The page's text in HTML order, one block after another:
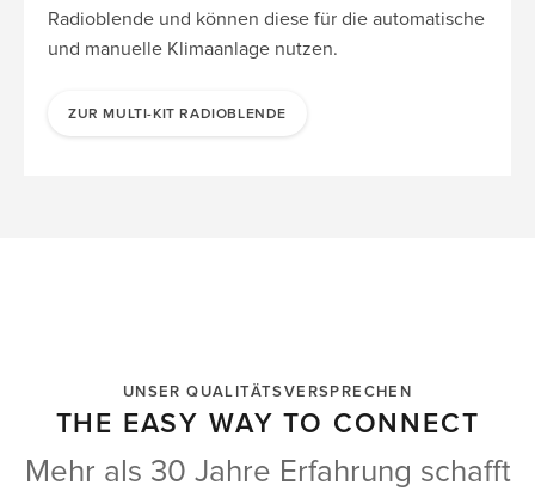
Radioblende und können diese für die automatische
und manuelle Klimaanlage nutzen.
ZUR MULTI-KIT RADIOBLENDE
UNSER QUALITÄTSVERSPRECHEN
THE EASY WAY TO CONNECT
Mehr als 30 Jahre Erfahrung schafft